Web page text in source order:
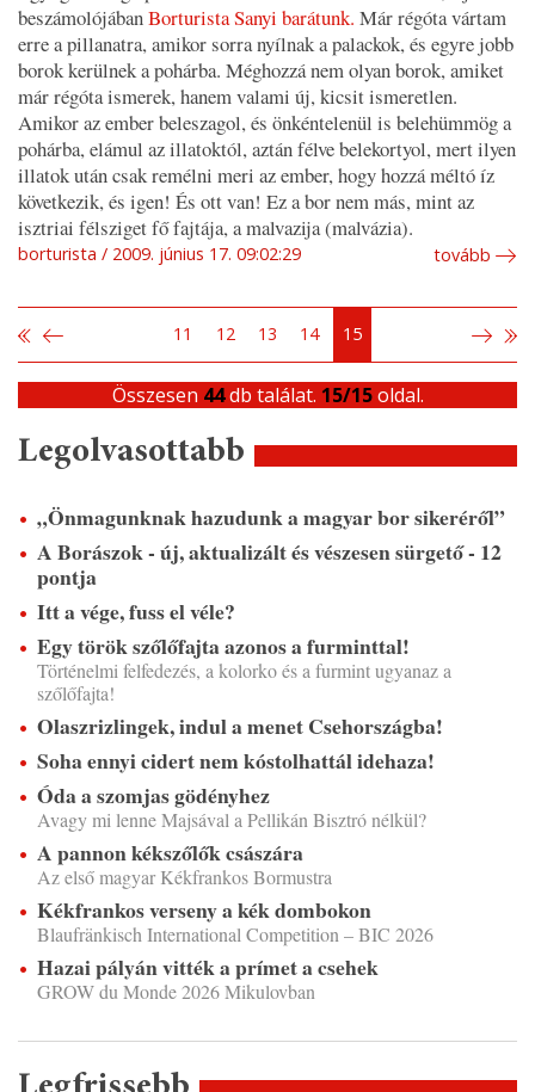
beszámolójábanBorturista Sanyi barátunk. Már régóta vártam
erre a pillanatra, amikor sorra nyílnak a palackok, és egyre jobb
borok kerülnek a pohárba. Méghozzá nem olyan borok, amiket
már régóta ismerek, hanem valami új, kicsit ismeretlen.
Amikor az ember beleszagol, és önkéntelenül is belehümmög a
pohárba, elámul az illatoktól, aztán félve belekortyol, mert ilyen
illatok után csak remélni meri az ember, hogy hozzá méltó íz
következik, és igen! És ott van! Ez a bor nem más, mint az
isztriai félsziget fő fajtája, a malvazija (malvázia).
borturista 2009. június 17. 09:02:29 tovább
11 12 13 14 15
Összesen 44db találat. 15/15oldal.
Legolvasottabb
„Önmagunknak hazudunk a magyar bor sikeréről”
A Borászok - új, aktualizált és vészesen sürgető - 12
pontja
Itt a vége, fuss el véle?
Egy török szőlőfajta azonos a furminttal!
Történelmi felfedezés, a kolorko és a furmint ugyanaz a
szőlőfajta!
Olaszrizlingek, indul a menet Csehországba!
Soha ennyi cidert nem kóstolhattál idehaza!
Óda a szomjas gödényhez
Avagy mi lenne Majsával a Pellikán Bisztró nélkül?
A pannon kékszőlők császára
Az első magyar Kékfrankos Bormustra
Kékfrankos verseny a kék dombokon
Blaufränkisch International Competition – BIC 2026
Hazai pályán vitték a prímet a csehek
GROW du Monde 2026 Mikulovban